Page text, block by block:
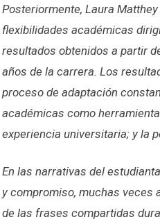
Posteriormente, Laura
flexibilidades académicas
resultados obtenidos a partir
años de la carrera. Los
proceso de adaptación
académicas como
experiencia universitaria; y la
En las narrativas del
y compromiso, muchas veces
de las frases compartidas